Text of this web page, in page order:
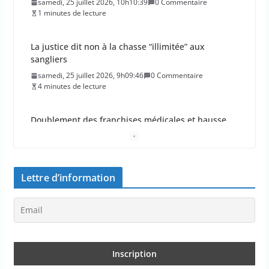
samedi, 25 juillet 2026, 10h10:39
0 Commentaire
1 minutes de lecture
La justice dit non à la chasse “illimitée” aux
sangliers
samedi, 25 juillet 2026, 9h09:46
0 Commentaire
4 minutes de lecture
Doublement des franchises médicales et hausse
mécanisme de protection civile de l’UE, face aux
2 minutes de lecture
Lettre d’information